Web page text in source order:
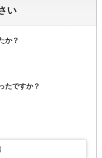
い
か？
たですか？